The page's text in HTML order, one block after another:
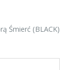
Śmierć (BLACK)